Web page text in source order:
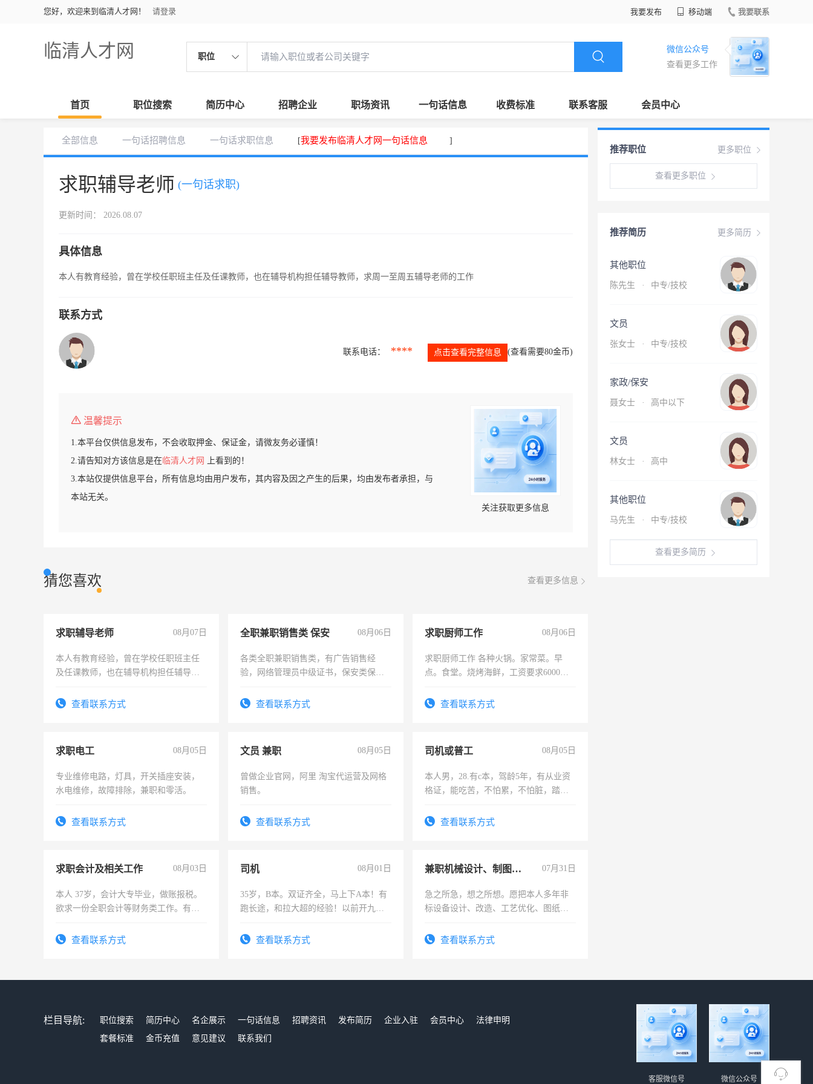
您好，欢迎来到临清人才网！ 请登录 我要发布 移动端 我要联系
临清人才网 职位
微信公众号
查看更多工作
首页 职位搜索 简历中心 招聘企业 职场资讯 一句话信息 收费标准 联系客服 会员中心
全部信息 一句话招聘信息 一句话求职信息 [我要发布临清人才网一句话信息 ]
求职辅导老师 (一句话求职)
更新时间： 2026.08.07
具体信息
本人有教育经验，曾在学校任职班主任及任课教师，也在辅导机构担任辅导教师，求周一至周五辅导老师的工作
联系方式
联系电话： **** 点击查看完整信息 (查看需要80金币)
温馨提示
1.本平台仅供信息发布，不会收取押金、保证金，请微友务必谨慎！
2.请告知对方该信息是在 临清人才网
上看到的！
3.本站仅提供信息平台，所有信息均由用户发布，其内容及因之产生的后果，均由发布者承担，与
本站无关。
关注获取更多信息
猜您喜欢 查看更多信息
求职辅导老师 08月07日
本人有教育经验，曾在学校任职班主任
及任课教师，也在辅导机构担任辅导教
查看联系方式
全职兼职销售类 保安 08月06日
各类全职兼职销售类，有广告销售经
验，网络管理员中级证书，保安类保安
有高低压电工证和十几年工作经验
查看联系方式
求职厨师工作 08月06日
求职厨师工作 各种火锅。家常菜。早
点。食堂。烧烤海鲜，工资要求6000以
查看联系方式
求职电工 08月05日
专业维修电路，灯具，开关插座安装，
水电维修，故障排除，兼职和零活。
查看联系方式
文员 兼职 08月05日
曾做企业官网，阿里 淘宝代运营及网格
销售。
查看联系方式
司机或普工 08月05日
本人男，28.有c本，驾龄5年，有从业资
格证，能吃苦，不怕累，不怕脏，踏
查看联系方式
求职会计及相关工作 08月03日
本人 37岁，会计大专毕业，做账报税。
欲求一份全职会计等财务类工作。有会
查看联系方式
司机 08月01日
35岁，B本。双证齐全，马上下A本！有
跑长途，和拉大超的经验！以前开九米
查看联系方式
兼职机械设计、制图、设备改造 07月31日
急之所急，想之所想。愿把本人多年非
标设备设计、改造、工艺优化、图纸制
结识有识之士，共享未来。
查看联系方式
更多职位
推荐职位
查看更多职位
更多简历
推荐简历
其他职位
陈先生 · 中专/技校
文员
张女士 · 中专/技校
家政/保安
聂女士 · 高中以下
文员
林女士 · 高中
其他职位
马先生 · 中专/技校
查看更多简历
栏目导航: 职位搜索 简历中心 名企展示 一句话信息 招聘资讯 发布简历 企业入驻 会员中心
法律申明
套餐标准
金币充值 意见建议 联系我们
微信公众号
客服微信号